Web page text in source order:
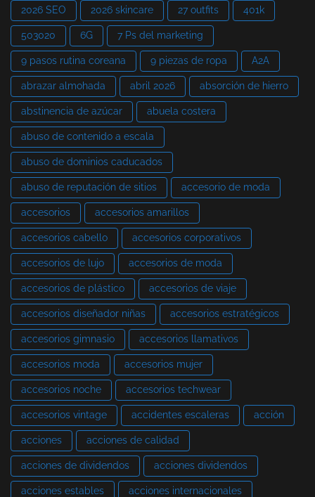
2026 SEO
2026 skincare 27 outfits 401k
503020 6G 7 Ps del marketing
9 pasos rutina coreana 9 piezas de ropa A2A
abrazar almohada abril 2026 absorción de hierro
abstinencia de azúcar abuela costera
abuso de contenido a escala
abuso de dominios caducados
abuso de reputación de sitios accesorio de moda
accesorios accesorios amarillos
accesorios cabello accesorios corporativos
accesorios de lujo accesorios de moda
accesorios de plástico accesorios de viaje
accesorios diseñador niñas accesorios estratégicos
accesorios gimnasio accesorios llamativos
accesorios moda accesorios mujer
accesorios noche accesorios techwear
accesorios vintage accidentes escaleras acción
acciones acciones de calidad
acciones de dividendos acciones dividendos
acciones estables acciones internacionales